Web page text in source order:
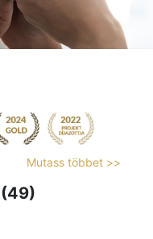
Mutass többet >>
(49)